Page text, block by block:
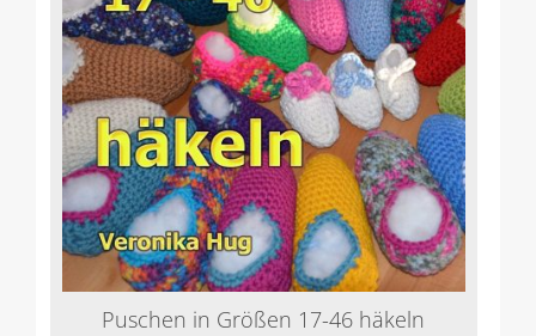
Puschen in Größen 17-46 häkeln